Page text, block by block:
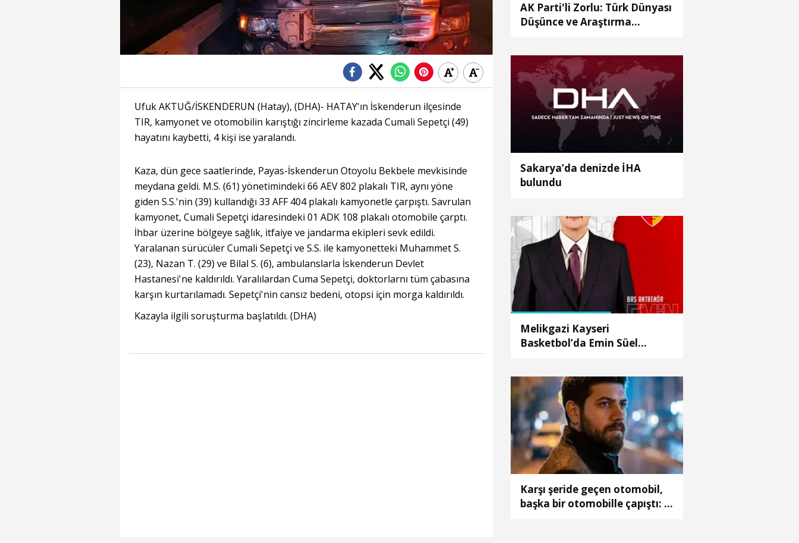
Ufuk AKTUĞ/İSKENDERUN (Hatay), (DHA)- HATAY'ın İskenderun ilçesinde
TIR, kamyonet ve otomobilin karıştığı zincirleme kazada Cumali Sepetçi (49)
hayatını kaybetti, 4 kişi ise yaralandı.
Kaza, dün gece saatlerinde, Payas-İskenderun Otoyolu Bekbele mevkisinde
meydana geldi. M.S. (61) yönetimindeki 66 AEV 802 plakalı TIR, aynı yöne
giden S.S.'nin (39) kullandığı 33 AFF 404 plakalı kamyonetle çarpıştı. Savrulan
kamyonet, Cumali Sepetçi idaresindeki 01 ADK 108 plakalı otomobile çarptı.
İhbar üzerine bölgeye sağlık, itfaiye ve jandarma ekipleri sevk edildi.
Yaralanan sürücüler Cumali Sepetçi ve S.S. ile kamyonetteki Muhammet S.
(23), Nazan T. (29) ve Bilal S. (6), ambulanslarla İskenderun Devlet
Hastanesi'ne kaldırıldı. Yaralılardan Cuma Sepetçi, doktorlarnı tüm çabasına
karşın kurtarılamadı. Sepetçi'nin cansız bedeni, otopsi için morga kaldırıldı.
Kazayla ilgili soruşturma başlatıldı. (DHA)
AK Parti'li Zorlu: Türk Dünyası
Düşünce ve Araştırma
Sakarya’da denizde İHA
bulundu
Melikgazi Kayseri
Basketbol’da Emin Süel
Karşı şeride geçen otomobil,
başka bir otomobille çapıştı: 1